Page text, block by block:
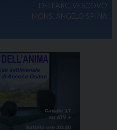
DELL'ARCIVESCOVO
MONS. ANGELO SPINA